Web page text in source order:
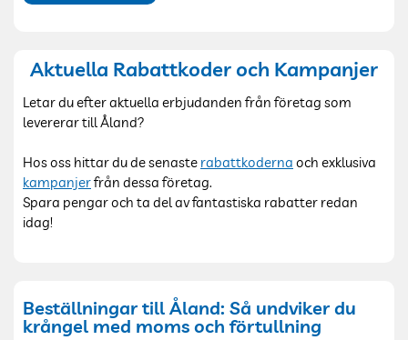
Aktuella Rabattkoder och Kampanjer
Letar du efter aktuella erbjudanden från företag som
levererar till Åland?
Hos oss hittar du de senaste rabattkoderna och exklusiva
kampanjerfrån dessa företag.
Spara pengar och ta del av fantastiska rabatter redan
idag!
Beställningar till Åland: Så undviker du
krångel med moms och förtullning